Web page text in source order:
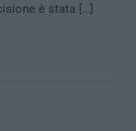
è stata […]